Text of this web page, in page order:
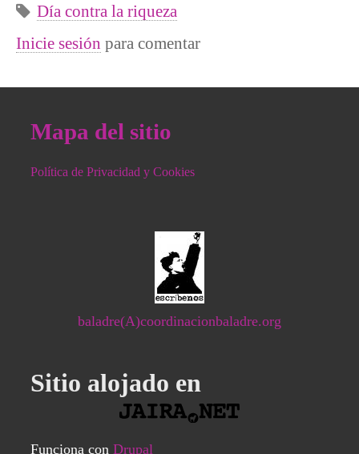
Día contra la riqueza
Inicie sesión para comentar
Mapa del sitio
Política de Privacidad y Cookies
baladre(A)coordinacionbaladre.org
Sitio alojado en
Funciona con Drupal